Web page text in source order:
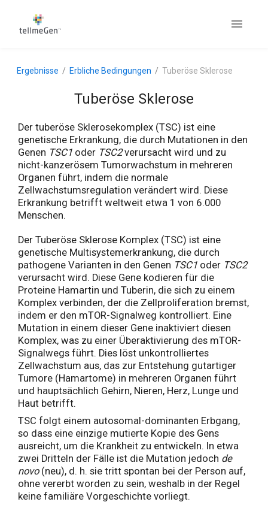
Ergebnisse Erbliche Bedingungen Tuberöse Sklerose
Tuberöse Sklerose
Der tuberöse Sklerosekomplex (TSC) ist eine
genetische Erkrankung, die durch Mutationen in den
Genen TSC1 oder TSC2verursacht wird und zu
nicht-kanzerösem Tumorwachstum in mehreren
Organen führt, indem die normale
Zellwachstumsregulation verändert wird. Diese
Erkrankung betrifft weltweit etwa 1 von 6.000
Menschen.
Der Tuberöse Sklerose Komplex (TSC) ist eine
genetische Multisystemerkrankung, die durch
pathogene Varianten in den Genen TSC1 oder TSC2
verursacht wird. Diese Gene kodieren für die
Proteine Hamartin und Tuberin, die sich zu einem
Komplex verbinden, der die Zellproliferation bremst,
indem er den mTOR-Signalweg kontrolliert. Eine
Mutation in einem dieser Gene inaktiviert diesen
Komplex, was zu einer Überaktivierung des mTOR-
Signalwegs führt. Dies löst unkontrolliertes
Zellwachstum aus, das zur Entstehung gutartiger
Tumore (Hamartome) in mehreren Organen führt
und hauptsächlich Gehirn, Nieren, Herz, Lunge und
Haut betrifft.
TSC folgt einem autosomal-dominanten Erbgang,
so dass eine einzige mutierte Kopie des Gens
ausreicht, um die Krankheit zu entwickeln. In etwa
zwei Dritteln der Fälle ist die Mutation jedoch de
novo(neu), d. h. sie tritt spontan bei der Person auf,
ohne vererbt worden zu sein, weshalb in der Regel
keine familiäre Vorgeschichte vorliegt.